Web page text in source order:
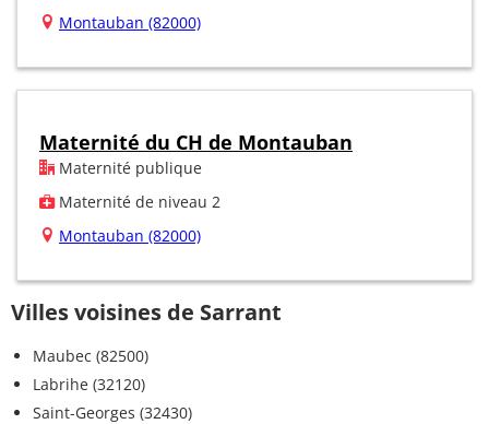
Montauban (82000)
Maternité du CH de Montauban
Maternité publique
Maternité de niveau 2
Montauban (82000)
Villes voisines de Sarrant
Maubec (82500)
Labrihe (32120)
Saint-Georges (32430)